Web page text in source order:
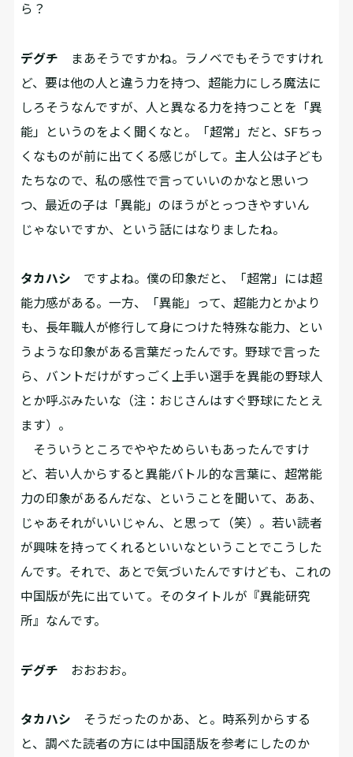
ら？
デグチ まあそうですかね。ラノベでもそうですけれ
ど、要は他の人と違う力を持つ、超能力にしろ魔法に
しろそうなんですが、人と異なる力を持つことを「異
能」というのをよく聞くなと。「超常」だと、SFちっ
くなものが前に出てくる感じがして。主人公は子ども
たちなので、私の感性で言っていいのかなと思いつ
つ、最近の子は「異能」のほうがとっつきやすいん
じゃないですか、という話にはなりましたね。
タカハシ ですよね。僕の印象だと、「超常」には超
能力感がある。一方、「異能」って、超能力とかより
も、長年職人が修行して身につけた特殊な能力、とい
うような印象がある言葉だったんです。野球で言った
ら、バントだけがすっごく上手い選手を異能の野球人
とか呼ぶみたいな（注：おじさんはすぐ野球にたとえ
ます）。
そういうところでややためらいもあったんですけ
ど、若い人からすると異能バトル的な言葉に、超常能
力の印象があるんだな、ということを聞いて、ああ、
じゃあそれがいいじゃん、と思って（笑）。若い読者
が興味を持ってくれるといいなということでこうした
んです。それで、あとで気づいたんですけども、これの
中国版が先に出ていて。そのタイトルが『異能研究
所』なんです。
デグチ おおおお。
タカハシ そうだったのかあ、と。時系列からする
と、調べた読者の方には中国語版を参考にしたのか